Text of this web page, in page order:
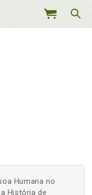
MEU
Humana no
História de